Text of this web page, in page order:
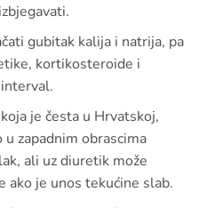
gubitak kalija i natrija, pa
kortikosteroide i
je česta u Hrvatskoj,
zapadnim obrascima
ali uz diuretik može
ako je unos tekućine slab.